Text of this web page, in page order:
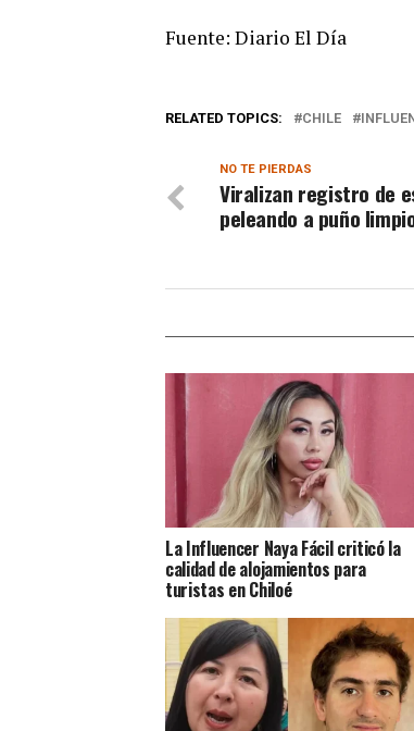
Fuente: Diario El Día
RELATED TOPICS: CHILE
NO TE PIERDAS
Viralizan registro de
peleando a puño
La Influencer Naya Fácil criticó la
calidad de alojamientos para
turistas en Chiloé